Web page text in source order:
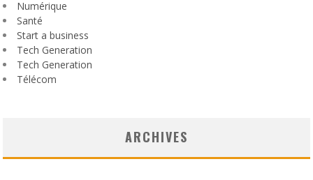
Numérique
Santé
Start a business
Tech Generation
Tech Generation
Télécom
ARCHIVES